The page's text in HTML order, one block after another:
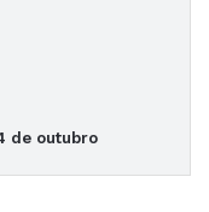
de outubro